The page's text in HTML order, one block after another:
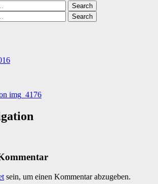
Search
Search
img_4176
sein, um einen Kommentar abzugeben.